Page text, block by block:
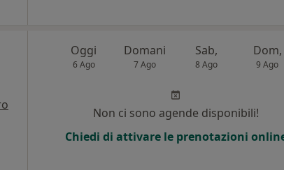
Oggi
6 Ago
Domani
7 Ago
Sab,
8 Ago
Dom,
9 Ago
Non ci sono agende disponibili!
Chiedi di attivare le prenotazioni